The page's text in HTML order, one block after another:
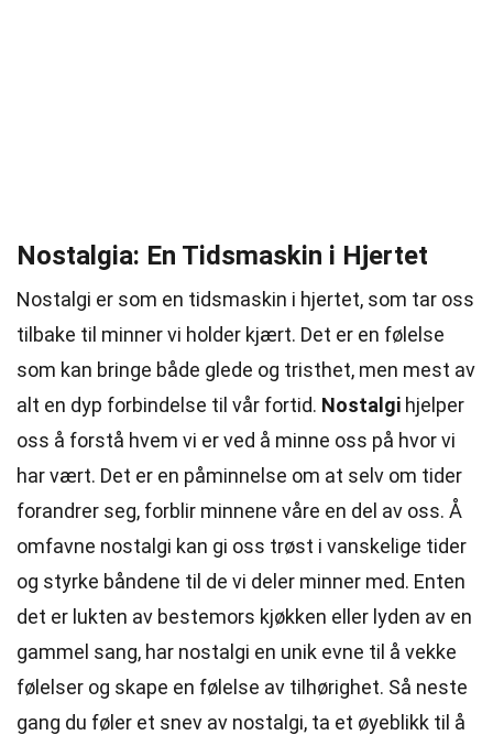
Nostalgia: En Tidsmaskin i Hjertet
Nostalgi er som en tidsmaskin i hjertet, som tar oss
tilbake til minner vi holder kjært. Det er en følelse
som kan bringe både glede og tristhet, men mest av
alt en dyp forbindelse til vår fortid. Nostalgi hjelper
oss å forstå hvem vi er ved å minne oss på hvor vi
har vært. Det er en påminnelse om at selv om tider
forandrer seg, forblir minnene våre en del av oss. Å
omfavne nostalgi kan gi oss trøst i vanskelige tider
og styrke båndene til de vi deler minner med. Enten
det er lukten av bestemors kjøkken eller lyden av en
gammel sang, har nostalgi en unik evne til å vekke
følelser og skape en følelse av tilhørighet. Så neste
gang du føler et snev av nostalgi, ta et øyeblikk til å